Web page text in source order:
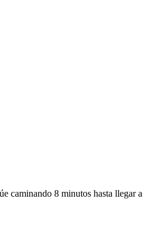
caminando 8 minutos hasta llegar a